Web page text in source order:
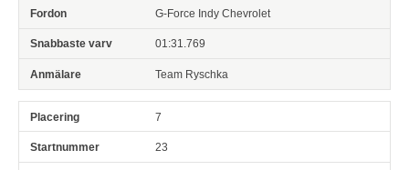
G-Force Indy Chevrolet
01:31.769
Team Ryschka
7
23